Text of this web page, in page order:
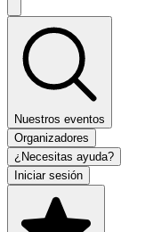
Nuestros eventos
Organizadores
¿Necesitas ayuda?
Iniciar sesión